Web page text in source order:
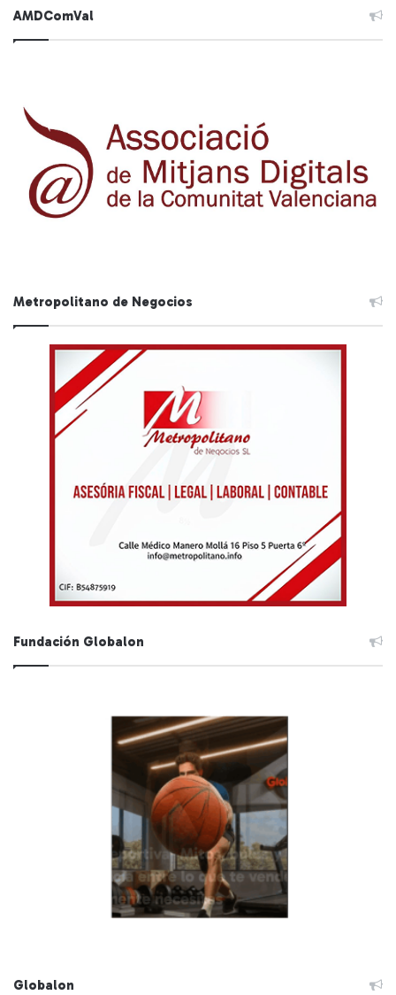
AMDComVal
Metropolitano de Negocios
Fundación Globalon
Globalon